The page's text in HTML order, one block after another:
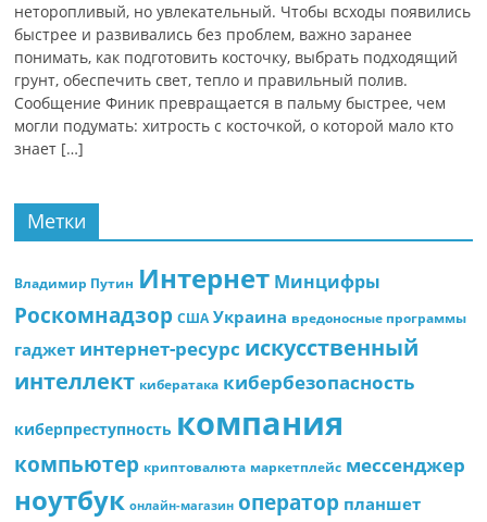
неторопливый, но увлекательный. Чтобы всходы появились
быстрее и развивались без проблем, важно заранее
понимать, как подготовить косточку, выбрать подходящий
грунт, обеспечить свет, тепло и правильный полив.
Сообщение Финик превращается в пальму быстрее, чем
могли подумать: хитрость с косточкой, о которой мало кто
знает […]
Метки
Владимир Путин Интернет Минцифры
Роскомнадзор США Украина вредоносные программы
гаджет интернет-ресурс искусственный
интеллект кибератака кибербезопасность
киберпреступность компания
компьютер криптовалюта маркетплейс мессенджер
ноутбук онлайн-магазин оператор планшет